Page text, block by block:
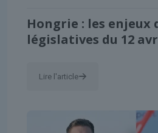
Hongrie : les enjeux
législatives du 12
Lire l'article